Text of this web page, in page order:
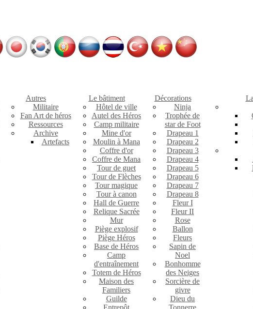
Autres
Militaire
Fan Art de héros
Ressources
Archive
Artefacts
Le bâtiment
Hôtel de ville
Autel des Héros
Camp militaire
Mine d'or
Moulin à Mana
Coffre d'or
Coffre de Mana
Tour de guet
Tour de Flèches
Tour magique
Tour à canon
Hall de Guerre
Relique Sacrée
Mur
Piège explosif
Piège Héros
Base de Héros
Camp
d'entraînement
Totem de Héros
Maison des
Familiers
Guilde
Décorations
Ninja
Trophée de
star de Foot
Drapeau 1
Drapeau 2
Drapeau 3
Drapeau 4
Drapeau 5
Drapeau 6
Drapeau 7
Drapeau 8
Fleur I
Fleur II
Rose
Ballon
Fleurs
Sapin de
Noel
Bonhomme
des Neiges
Sorcière de
givre
Dieu du